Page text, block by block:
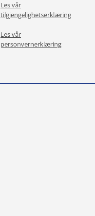
Les vår
tilgjengelighetserklæring
Les vår
personvernerklæring